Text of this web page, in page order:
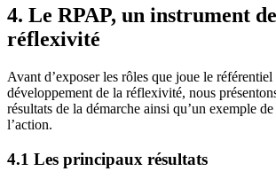
4. Le RPAP, un instrument
réflexivité
Avant d’exposer les rôles que joue le
développement de la réflexivité, nous
résultats de la démarche ainsi qu’un exemple
l’action.
4.1 Les principaux résultats